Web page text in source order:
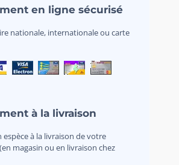
en ligne sécurisé
nationale, internationale ou carte
à la livraison
espèce à la livraison de votre
magasin ou en livraison chez